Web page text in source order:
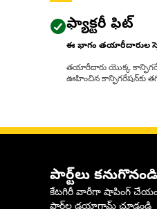
ఫ్యాక్టరీ ఫిట్
ఈ భాగం తయారీదారుల
తయారీదారు యొక్క
ఊహించిన కాన్ఫిగరేషన్‌కు
పార్ట్‌లు కనుగొనండి
కేటగిరీ వారీగా షాపింగ్